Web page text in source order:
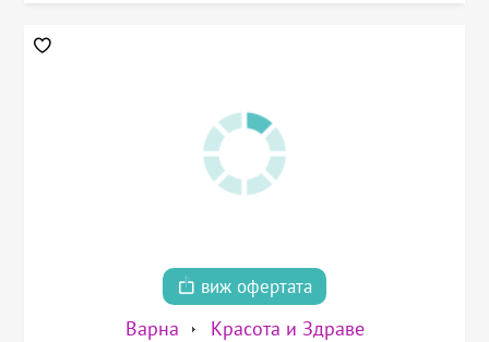
виж офертата
Варна Красота и Здраве